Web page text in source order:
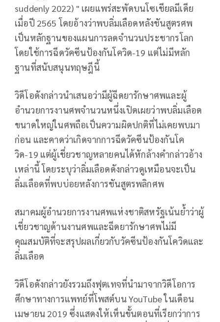
suddenly 2022) " เผยแพร่สะพัดบนโซเชียลมีเดีย
เมื่อปี 2565 โดยอ้างว่าพบลิ่มเลือดหลังชันสูตรศพ
เป็นหลักฐานของแผนการลดจำนวนประชากรโลก
โดยใช้การฉีดวัคซีนป้องกันโควิด-19 แต่ไม่มีหลัก
ฐานที่สนับสนุนทฤษฎีนี้
วิดีโอดังกล่าวนำเสนอว่ามีผู้ฉีดยารักษาศพและผู้
อำนวยการงานศพจำนวนหนึ่งเปิดเผยว่าพบลิ่มเลือด
ขนาดใหญ่ในศพถือเป็นความผิดปกติที่ไม่เคยพบมา
ก่อน และคาดว่าเกิดจากการฉีดวัคซีนป้องกันโค
วิด-19 แต่ผู้เชี่ยวชาญหลายคนได้หักล้างคำกล่าวอ้าง
เหล่านี้ โดยระบุว่าลิ่มเลือดดังกล่าวดูเหมือนจะเป็น
ลิ่มเลือดที่พบบ่อยหลังการชันสูตรพลิกศพ
สมาคมผู้อำนวยการงานศพแห่งชาติสหรัฐเน้นย้ำว่าผู้
เชี่ยวชาญด้านงานศพและฉีดยารักษาศพไม่มี
คุณสมบัติที่จะสรุปผลเกี่ยวกับวัคซีนป้องกันโควิดและ
ลิ่มเลือด
วิดีโอดังกล่าวยังรวมถึงฟุตเทจที่นำมาจากวิดีโอการ
ศึกษาทางการแพทย์ที่โพสต์บน YouTube ในเดือน
เมษายน 2019 ซึ่งแสดงให้เห็นขั้นตอนที่เรียกว่าการ